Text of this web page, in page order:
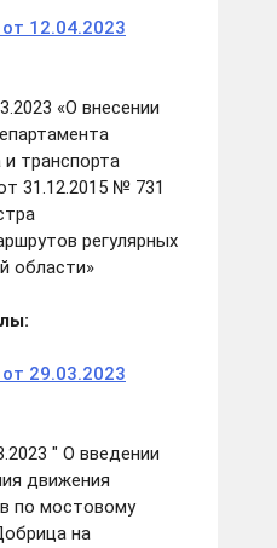
12.04.2023
«О внесении
транспорта
31.12.2015 № 731
регулярных
области»
29.03.2023
" О введении
движения
по мостовому
на